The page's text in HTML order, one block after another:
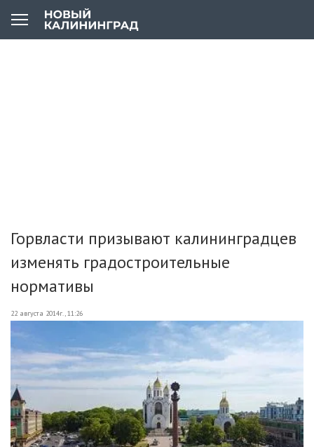
Горвласти призывают калининградцев
изменять градостроительные
нормативы
22 августа 2014г., 11:26